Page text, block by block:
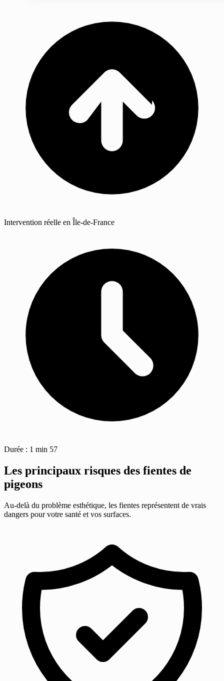
Intervention réelle en Île-de-France
Durée : 1 min 57
Les principaux risques des fientes de
pigeons
Au-delà du problème esthétique, les fientes représentent de vrais
dangers pour votre santé et vos surfaces.